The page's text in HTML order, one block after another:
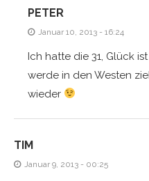
PETER
Januar 10, 2013 - 16:24
Ich hatte die 31, Glück
werde in den Westen
wieder
TIM
Januar 9, 2013 - 00:25